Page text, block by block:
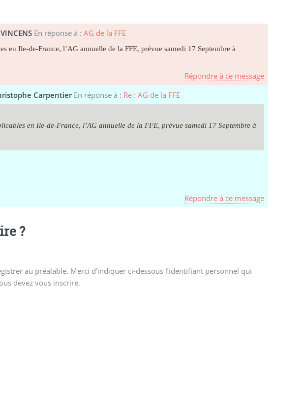
En réponse à :AG de la FFE
en Ile-de-France, l’AG annuelle de la FFE, prévue samedi 17 Septembre à
Répondre à ce message
Carpentier En réponse à : Re : AG de la FFE
en Ile-de-France, l’AG annuelle de la FFE, prévue samedi 17 Septembre à
Répondre à ce message
?
au préalable. Merci d’indiquer ci-dessous l’identifiant personnel qui
devez vous inscrire.